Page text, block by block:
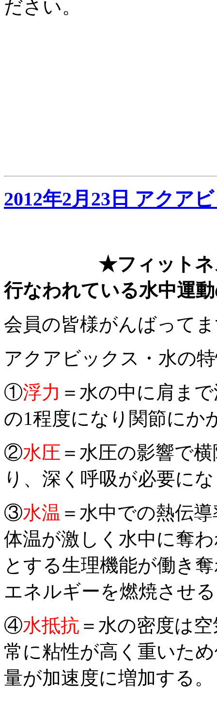
ださい。
2012年2月23日 アクア
★フィットネ
行なわれている水中運
会員の皆様がんばって
アクアビックス・水の
①浮力 ＝水の中に肩ま
の1程度になり関節に
②水圧 ＝水圧の影響で
り、深く呼吸が必要に
③水温 ＝水中での熱伝
体温が激しく水中に奪
とする生理機能が働き
エネルギーを燃焼させ
④水抵抗 ＝水の密度は
常に粘性が高く重いた
量が加速度に増加する。